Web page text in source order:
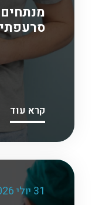
סרעפתי
קרא עוד
31 יולי 2026